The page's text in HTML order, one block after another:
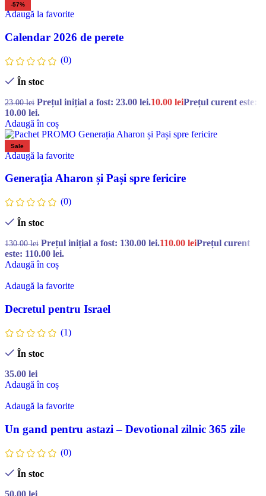
-57%
Adaugă la favorite
Calendar 2026 de perete
(0)
În stoc
23.00lei Prețul inițial a fost: 23.00 lei.10.00 leiPrețul curent este:
10.00 lei.
Adaugă în coș
Sale
Adaugă la favorite
Generația Aharon și Pași spre fericire
(0)
În stoc
130.00lei Prețul inițial a fost: 130.00 lei.110.00 leiPrețul curent
este: 110.00 lei.
Adaugă în coș
Adaugă la favorite
Decretul pentru Israel
(1)
În stoc
35.00 lei
Adaugă în coș
Adaugă la favorite
Un gand pentru astazi – Devotional zilnic 365 zile
(0)
În stoc
50.00 lei